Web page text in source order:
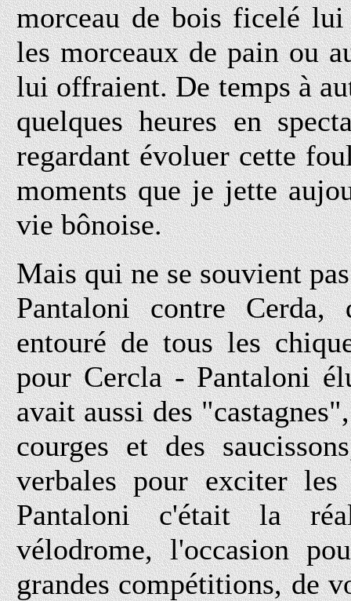
morceau de bois ficelé
les morceaux de pain ou
lui offraient. De temps à
quelques heures en
regardant évoluer cette
moments que je jette
vie bônoise.
Mais qui ne se souvient
Pantaloni contre
entouré de tous les
pour Cercla - Pantaloni
avait aussi des
courges et des
verbales pour exciter
Pantaloni c'était la
vélodrome, l'occasion
grandes compétitions, de